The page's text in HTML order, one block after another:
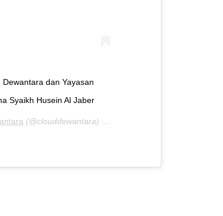
dan Yayasan
Syaikh Husein Al Jaber
(@clouddewantara) on